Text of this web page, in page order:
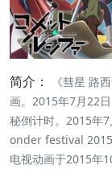
简介：
《彗星 路
画。2015年7月22
秘倒计时。2015年
onder festival 2015
电视动画于2015年